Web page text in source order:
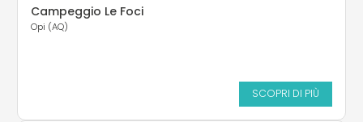
Campeggio Le Foci
Opi (AQ)
SCOPRI DI PIÙ